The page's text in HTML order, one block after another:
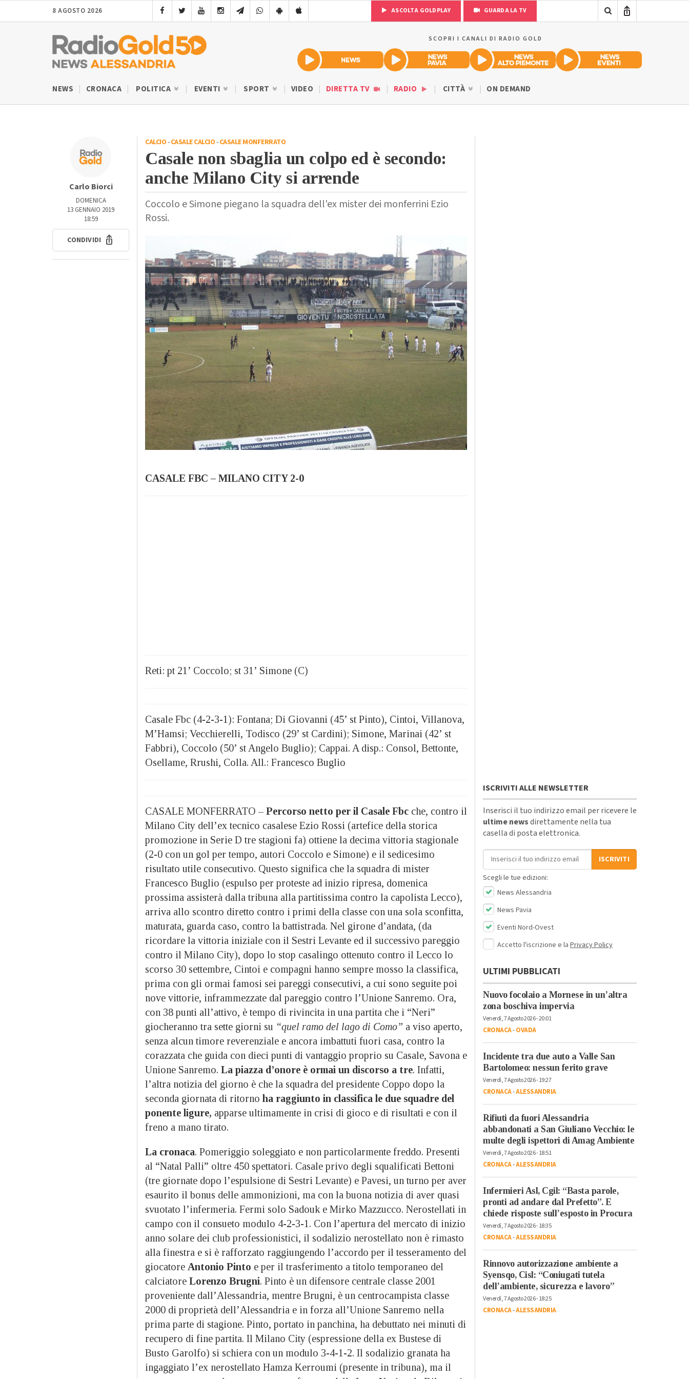
8 AGOSTO 2026 ASCOLTA GOLDPLAY GUARDA LA TV
SCOPRI I CANALI DI RADIO GOLD
NEWS CRONACA POLITICA EVENTI SPORT VIDEO DIRETTA TV RADIO CITTÀ ON DEMAND
Carlo Biorci
DOMENICA
13 GENNAIO 2019
18:59
CONDIVIDI
CALCIO-CASALE CALCIO-CASALE MONFERRATO
Casale non sbaglia un colpo ed è secondo:
anche Milano City si arrende
Coccolo e Simone piegano la squadra dell'ex mister dei monferrini Ezio
Rossi.
CASALE FBC – MILANO CITY 2-0
Reti: pt 21’ Coccolo; st 31’ Simone (C)
Casale Fbc (4-2-3-1): Fontana; Di Giovanni (45’ st Pinto), Cintoi, Villanova,
M’Hamsi; Vecchierelli, Todisco (29’ st Cardini); Simone, Marinai (42’ st
Fabbri), Coccolo (50’ st Angelo Buglio); Cappai. A disp.: Consol, Bettonte,
Osellame, Rrushi, Colla. All.: Francesco Buglio
CASALE MONFERRATO – Percorso netto per il Casale Fbc che, contro il
Milano City dell’ex tecnico casalese Ezio Rossi (artefice della storica
promozione in Serie D tre stagioni fa) ottiene la decima vittoria stagionale
(2-0 con un gol per tempo, autori Coccolo e Simone) e il sedicesimo
risultato utile consecutivo. Questo significa che la squadra di mister
Francesco Buglio (espulso per proteste ad inizio ripresa, domenica
prossima assisterà dalla tribuna alla partitissima contro la capolista Lecco),
arriva allo scontro diretto contro i primi della classe con una sola sconfitta,
maturata, guarda caso, contro la battistrada. Nel girone d’andata, (da
ricordare la vittoria iniziale con il Sestri Levante ed il successivo pareggio
contro il Milano City), dopo lo stop casalingo ottenuto contro il Lecco lo
scorso 30 settembre, Cintoi e compagni hanno sempre mosso la classifica,
prima con gli ormai famosi sei pareggi consecutivi, a cui sono seguite poi
nove vittorie, inframmezzate dal pareggio contro l’Unione Sanremo. Ora,
con 38 punti all’attivo, è tempo di rivincita in una partita che i “Neri”
giocheranno tra sette giorni su “quel ramo del lago di Como” a viso aperto,
senza alcun timore reverenziale e ancora imbattuti fuori casa, contro la
corazzata che guida con dieci punti di vantaggio proprio su Casale, Savona e
Unione Sanremo. La piazza d’onore è ormai un discorso a tre. Infatti,
l’altra notizia del giorno è che la squadra del presidente Coppo dopo la
seconda giornata di ritorno ha raggiunto in classifica le due squadre del
ponente ligure, apparse ultimamente in crisi di gioco e di risultati e con il
freno a mano tirato.
La cronaca. Pomeriggio soleggiato e non particolarmente freddo. Presenti
al “Natal Palli” oltre 450 spettatori. Casale privo degli squalificati Bettoni
(tre giornate dopo l’espulsione di Sestri Levante) e Pavesi, un turno per aver
esaurito il bonus delle ammonizioni, ma con la buona notizia di aver quasi
svuotato l’infermeria. Fermi solo Sadouk e Mirko Mazzucco. Nerostellati in
campo con il consueto modulo 4-2-3-1. Con l’apertura del mercato di inizio
anno solare dei club professionistici, il sodalizio nerostellato non è rimasto
alla finestra e si è rafforzato raggiungendo l’accordo per il tesseramento del
giocatore Antonio Pinto e per il trasferimento a titolo temporaneo del
calciatore Lorenzo Brugni. Pinto è un difensore centrale classe 2001
proveniente dall’Alessandria, mentre Brugni, è un centrocampista classe
2000 di proprietà dell’Alessandria e in forza all’Unione Sanremo nella
prima parte di stagione. Pinto, portato in panchina, ha debuttato nei minuti di
recupero di fine partita. Il Milano City (espressione della ex Bustese di
Busto Garolfo) si schiera con un modulo 3-4-1-2. Il sodalizio granata ha
ingaggiato l’ex nerostellato Hamza Kerroumi (presente in tribuna), ma il
ISCRIVITI ALLE NEWSLETTER
Inserisci il tuo indirizzo email per ricevere le
ultime newsdirettamente nella tua
casella di posta elettronica.
Indirizzo email
ISCRIVITI
Scegli le tue edizioni:
News Alessandria
News Pavia
Eventi Nord-Ovest
Accetto l'iscrizione e la Privacy Policy
ULTIMI PUBBLICATI
Nuovo focolaio a Mornese in un’altra
zona boschiva impervia
Venerdì, 7 Agosto 2026 - 20:01
CRONACA-OVADA
Incidente tra due auto a Valle San
Bartolomeo: nessun ferito grave
Venerdì, 7 Agosto 2026 - 19:27
CRONACA-ALESSANDRIA
Rifiuti da fuori Alessandria
abbandonati a San Giuliano Vecchio: le
multe degli ispettori di Amag Ambiente
Venerdì, 7 Agosto 2026 - 18:51
CRONACA-ALESSANDRIA
Infermieri Asl, Cgil: “Basta parole,
pronti ad andare dal Prefetto”. E
chiede risposte sull’esposto in Procura
Venerdì, 7 Agosto 2026 - 18:35
CRONACA-ALESSANDRIA
Rinnovo autorizzazione ambiente a
Syensqo, Cisl: “Coniugati tutela
dell’ambiente, sicurezza e lavoro”
Venerdì, 7 Agosto 2026 - 18:25
CRONACA-ALESSANDRIA